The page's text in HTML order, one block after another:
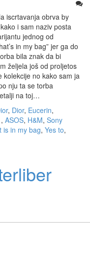
iscrtavanja obrva by
i sam naziv posta
jednog od
in my bag” jer ga do
bila znak da bi
željela još od proljetos
kolekcije no kako sam ja
nju ta se torba
na toj…
, Dior, Eucerin,
, ASOS, H&M, Sony
is in my bag, Yes to,